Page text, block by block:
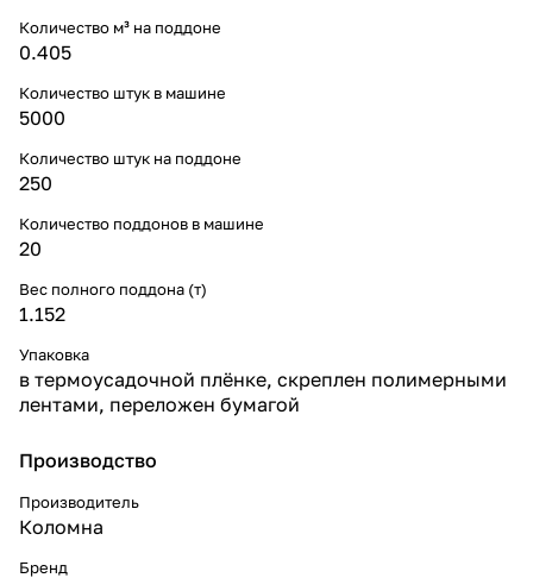
Количество м³ на поддоне
0.405
Количество штук в машине
5000
Количество штук на поддоне
250
Количество поддонов в машине
20
Вес полного поддона (т)
1.152
Упаковка
в термоусадочной плёнке, скреплен полимерными
лентами, переложен бумагой
Производство
Производитель
Коломна
Бренд